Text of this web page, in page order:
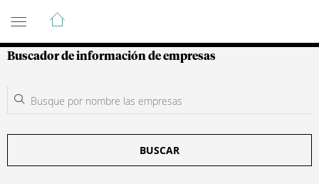
Guía de Empresas Colombianas
Buscador de información de empresas
BUSCAR